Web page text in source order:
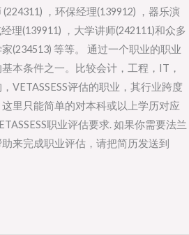
，环保经理(139912) ，器乐演
理(139911) ，大学讲师(242111)和众多
(234513) 等等。 通过一个职业的职业
本条件之一。比较会计，工程，IT，
VETASSESS评估的职业，其行业跨度
里只能简单的对本科或以上学历对应
职业评估要求. 如果你需要法兰
来完成职业评估，请把简历发送到